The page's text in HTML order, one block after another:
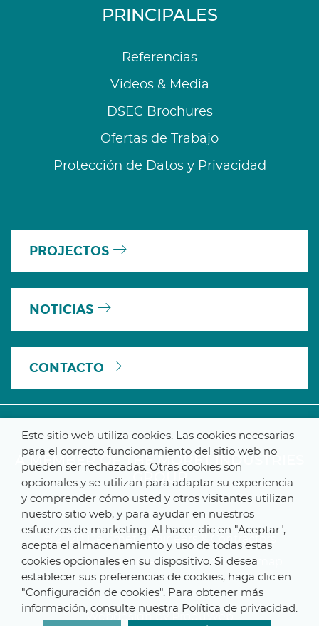
PRINCIPALES
Referencias
Videos & Media
DSEC Brochures
Ofertas de Trabajo
Protección de Datos y Privacidad
PROJECTOS
NOTICIAS
CONTACTO
A MEMBER OF THE MORET INDUSTRIES
GROUP
© 2020 De Smet Engineers & Contractors
Internal–Data Protection Notice –Sitemap
Webdesign by ProduWeb
Este sitio web utiliza cookies. Las cookies necesarias
para el correcto funcionamiento del sitio web no
pueden ser rechazadas. Otras cookies son
opcionales y se utilizan para adaptar su experiencia
y comprender cómo usted y otros visitantes utilizan
nuestro sitio web, y para ayudar en nuestros
esfuerzos de marketing. Al hacer clic en "Aceptar",
acepta el almacenamiento y uso de todas estas
cookies opcionales en su dispositivo. Si desea
establecer sus preferencias de cookies, haga clic en
"Configuración de cookies". Para obtener más
información, consulte nuestra Política de privacidad.